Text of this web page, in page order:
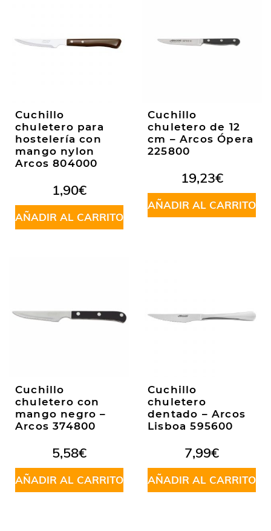
Cuchillo
chuletero para
hostelería con
mango nylon
Arcos 804000
1,90€
AÑADIR AL CARRITO
Cuchillo
chuletero de 12
cm – Arcos Ópera
225800
19,23€
AÑADIR AL CARRITO
Cuchillo
chuletero con
mango negro –
Arcos 374800
5,58€
AÑADIR AL CARRITO
Cuchillo
chuletero
dentado – Arcos
Lisboa 595600
7,99€
AÑADIR AL CARRITO